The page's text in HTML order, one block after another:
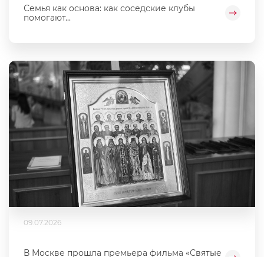
Семья как основа: как соседские клубы
помогают...
09.07.2026
В Москве прошла премьера фильма «Святые